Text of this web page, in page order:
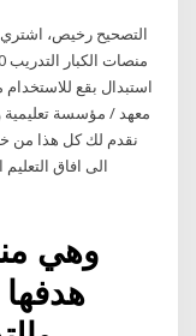
التصحيح رخيص، اشتري
استبدال بقع
معهد / مؤسسة تعليمية
نقدم لك كل هذا من
الى افاق
وهي